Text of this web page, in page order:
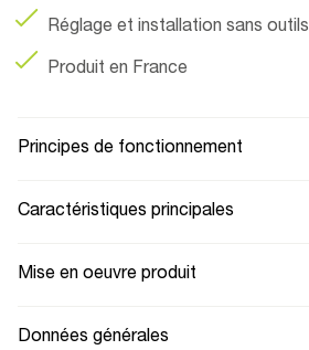
Réglage et installation sans outils
Produit en France
Principes de fonctionnement
Caractéristiques principales
Mise en oeuvre produit
Données générales